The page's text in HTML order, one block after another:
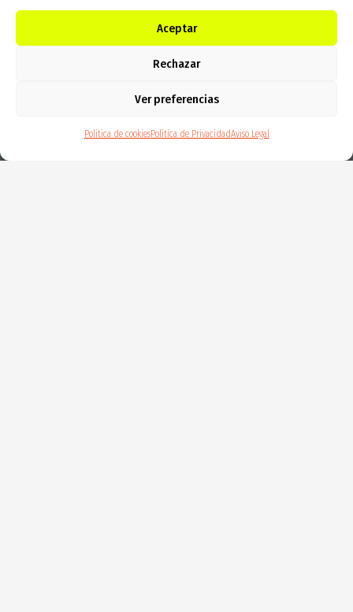
Aceptar
Rechazar
Ver preferencias
Política de cookiesPolítica de PrivacidadAviso Legal
Barcelona (España)